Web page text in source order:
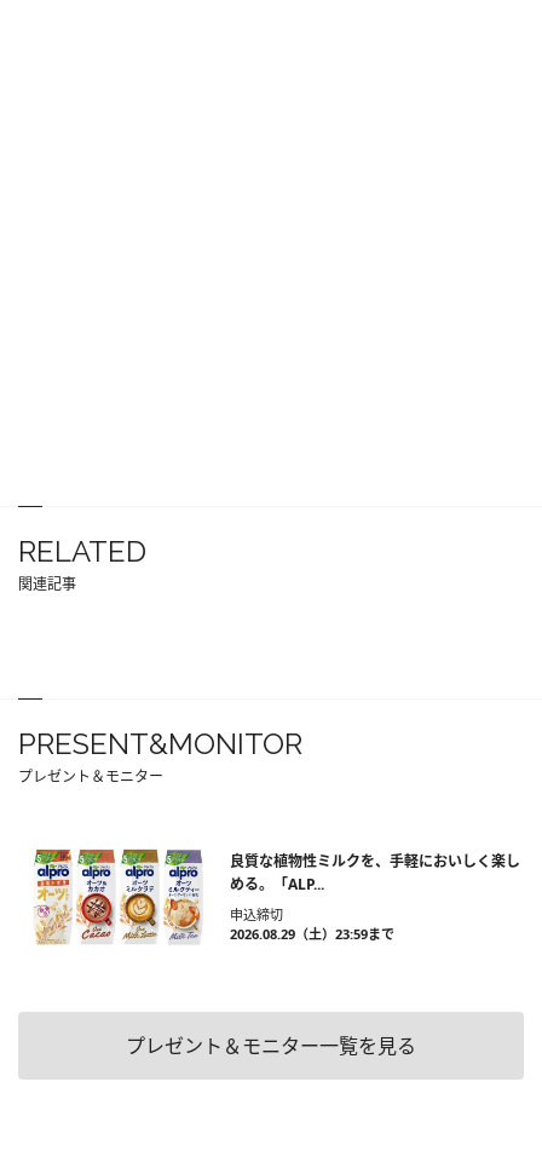
RELATED
関連記事
PRESENT&MONITOR
プレゼント＆モニター
良質な植物性ミルクを、手軽においしく楽し
める。「ALP...
申込締切
2026.08.29（土）23:59まで
プレゼント＆モニター一覧を見る